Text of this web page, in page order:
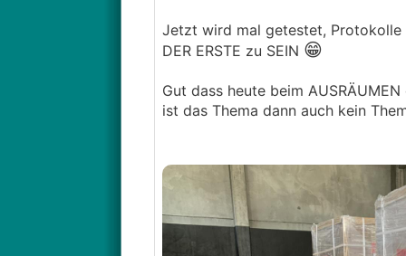
Jetzt wird mal getestet,
DER ERSTE zu SEIN 😁
Gut dass heute beim
ist das Thema dann auch kein